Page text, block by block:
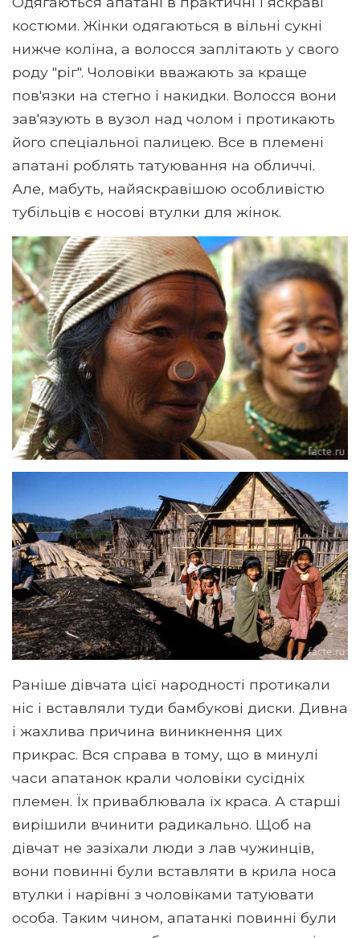
костюми. Жінки одягаються в вільні сукні
нижче коліна, а волосся заплітають у свого
роду "ріг". Чоловіки вважають за краще
пов'язки на стегно і накидки. Волосся вони
зав'язують в вузол над чолом і протикають
його спеціальної палицею. Все в племені
апатані роблять татуювання на обличчі.
Але, мабуть, найяскравішою особливістю
тубільців є носові втулки для жінок.
Раніше дівчата цієї народності протикали
ніс і вставляли туди бамбукові диски. Дивна
і жахлива причина виникнення цих
прикрас. Вся справа в тому, що в минулі
часи апатанок крали чоловіки сусідніх
племен. Їх приваблювала їх краса. А старші
вирішили вчинити радикально. Щоб на
дівчат не зазіхали люди з лав чужинців,
вони повинні були вставляти в крила носа
втулки і нарівні з чоловіками татуювати
особа. Таким чином, апатанкі повинні були